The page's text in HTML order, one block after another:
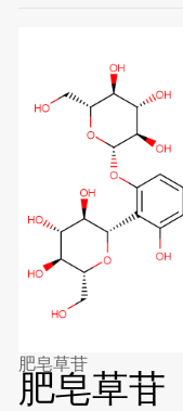
肥皂草苷
肥皂草苷